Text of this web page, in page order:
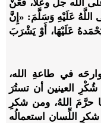
الله جلَّ وعلا، فعَنْ
عَلَيْهِ وَسَلَّمَ: «إِنَّ
عَلَيْهَا، أَوْ يَشْرَبَ
في طاعةِ الله،
شُكْرِ العينين أن تستُرَ
حرَّمَ اللهُ، ومن شكرِ
اللِّسان استعمالُه